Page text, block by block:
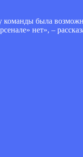
была
нет», –